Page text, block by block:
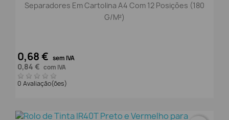
Separadores Em Cartolina A4 Com 12 Posições (180
G/m²)
0,68 € sem IVA
0,84 € com IVA
0 Avaliação(ões)